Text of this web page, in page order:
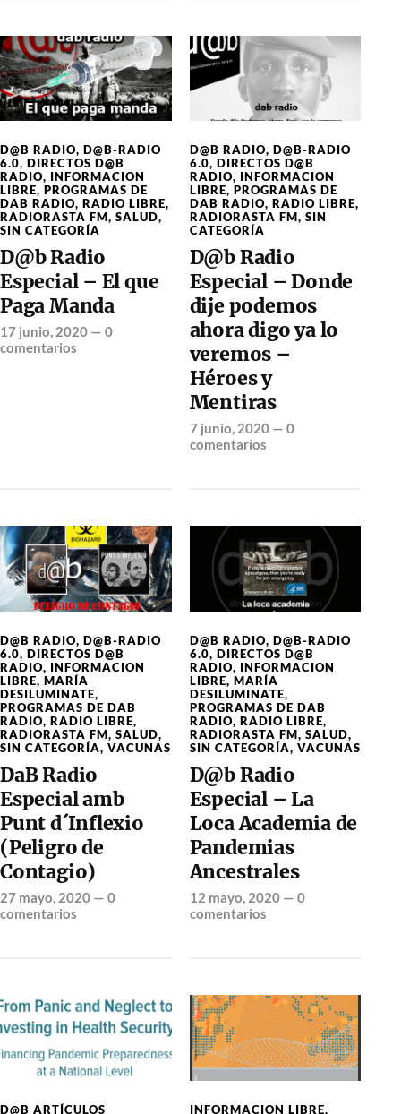
D@B RADIO, D@B-RADIO
6.0, DIRECTOS D@B
RADIO, INFORMACION
LIBRE, PROGRAMAS DE
DAB RADIO, RADIO LIBRE,
RADIORASTA FM, SALUD,
SIN CATEGORÍA
D@b Radio
Especial – El que
Paga Manda
17 junio, 2020 — 0
comentarios
D@B RADIO, D@B-RADIO
6.0, DIRECTOS D@B
RADIO, INFORMACION
LIBRE, PROGRAMAS DE
DAB RADIO, RADIO LIBRE,
RADIORASTA FM, SIN
CATEGORÍA
D@b Radio
Especial – Donde
dije podemos
ahora digo ya lo
veremos –
Héroes y
Mentiras
7 junio, 2020— 0
comentarios
D@B RADIO, D@B-RADIO
6.0, DIRECTOS D@B
RADIO, INFORMACION
LIBRE, MARÍA
DESILUMINATE,
PROGRAMAS DE DAB
RADIO, RADIO LIBRE,
RADIORASTA FM, SALUD,
SIN CATEGORÍA, VACUNAS
DaB Radio
Especial amb
Punt d´Inflexio
(Peligro de
Contagio)
27 mayo, 2020 — 0
comentarios
D@B RADIO, D@B-RADIO
6.0, DIRECTOS D@B
RADIO, INFORMACION
LIBRE, MARÍA
DESILUMINATE,
PROGRAMAS DE DAB
RADIO, RADIO LIBRE,
RADIORASTA FM, SALUD,
SIN CATEGORÍA, VACUNAS
D@b Radio
Especial – La
Loca Academia de
Pandemias
Ancestrales
12 mayo, 2020— 0
comentarios
D@B ARTÍCULOS INFORMACION LIBRE,